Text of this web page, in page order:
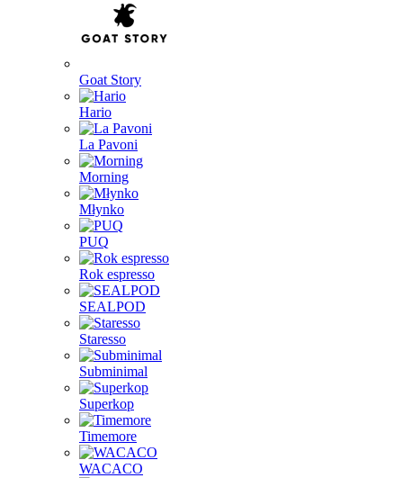
Goat Story
Hario
La Pavoni
Morning
Młynko
PUQ
Rok espresso
SEALPOD
Staresso
Subminimal
Superkop
Timemore
WACACO